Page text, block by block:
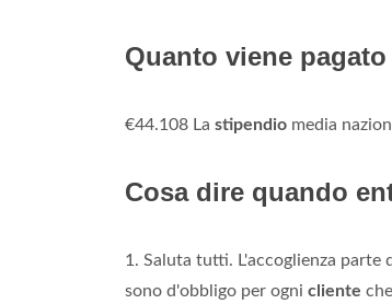
Quanto viene
€44.108 La stipendio media
Cosa dire quando
1. Saluta tutti. L'accoglienza parte
sono d'obbligo per ogni cliente